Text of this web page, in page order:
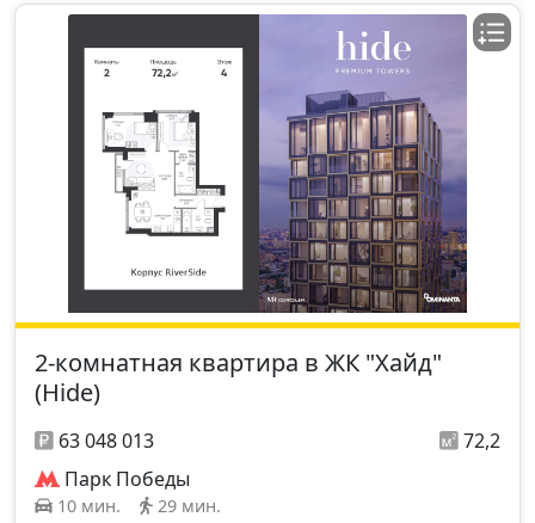
2-комнатная квартира в ЖК "Хайд"
(Hide)
63 048 013
72,2
Парк Победы
10 мин. 29 мин.